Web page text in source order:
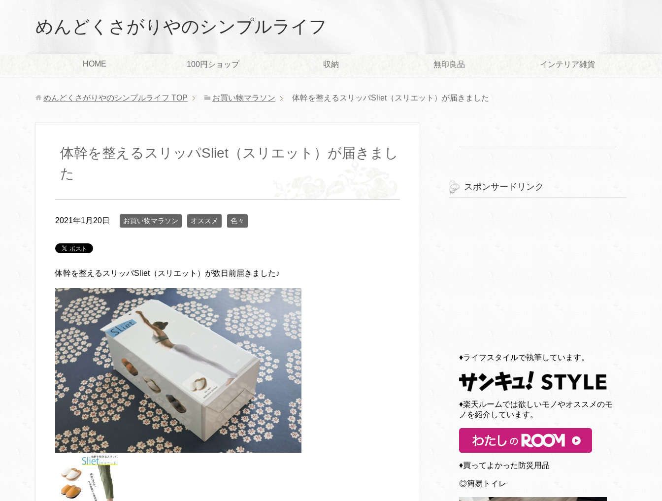
めんどくさがりやのシンプルライフ
HOME 100円ショップ 収納 無印良品 インテリア雑貨
めんどくさがりやのシンプルライフ TOP お買い物マラソン 体幹を整えるスリッパSliet（スリエット）が届きました
体幹を整えるスリッパSliet（スリエット）が届きまし
た
2021年1月20日 お買い物マラソン オススメ 色々
体幹を整えるスリッパSliet（スリエット）が数日前届きました♪
スポンサードリンク
♦︎ライフスタイルで執筆しています。
♦︎楽天ルームでは欲しいモノやオススメのモ
ノを紹介しています。
♦︎買ってよかった防災用品
◎簡易トイレ